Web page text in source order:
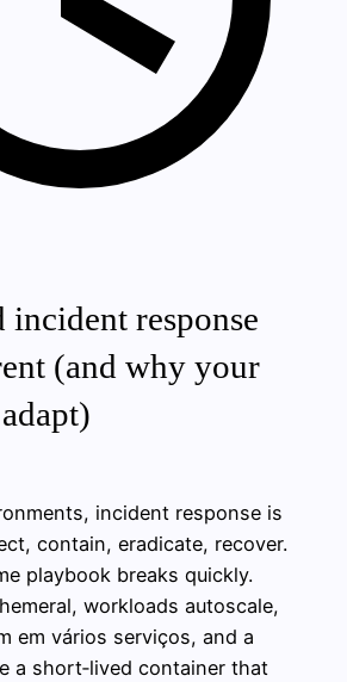
response
(and why your
incident response is
contain, eradicate, recover.
playbook breaks quickly.
workloads autoscale,
em vários serviços, and a
a short‑lived container that